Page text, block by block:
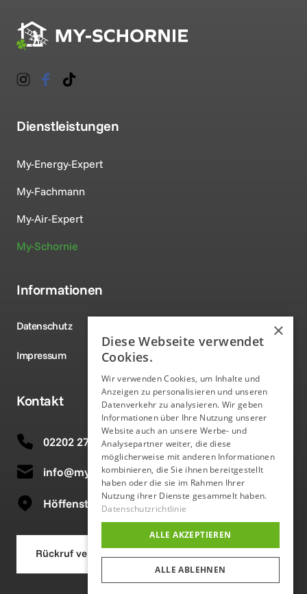
Dienstleistungen
My-Energy-Expert
My-Fachmann
My-Air-Expert
My-Schornie
Informationen
Datenschutz
Impressum
Kontakt
02202 2726546
info@my-schornie.de
Höffenstr. 22 51469 Bergisch Gladbach
Rückruf vereinbaren
×
Diese Webseite verwendet
Cookies.
Wir verwenden Cookies, um Inhalte und
Anzeigen zu personalisieren und unseren
Datenverkehr zu analysieren. Wir geben
Informationen über Ihre Nutzung unserer
Website auch an unsere Werbe- und
Analysepartner weiter, die diese
möglicherweise mit anderen Informationen
kombinieren, die Sie ihnen bereitgestellt
haben oder die sie im Rahmen Ihrer
Nutzung ihrer Dienste gesammelt haben.
Datenschutzrichtlinie
ALLE AKZEPTIEREN
ALLE ABLEHNEN